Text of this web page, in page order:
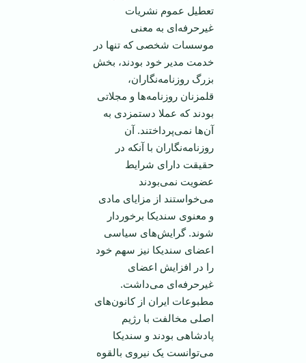
تعطیل عموم نشریات
غیرحرفه‌ای به معنی
موسسات شخصی که تنها در
خدمت مدیر خود بودند، بخش
بزرگ روزنامه‌نگاران،
قلمزنان روزنامه‌ها و مجلاتی
بودند که عملا دستمزدی به
آن‌ها نمی‌پرداختند. آن
روزنامه‌نگاران با آنکه در
حقیقت دارای شرایط
عضویت نمی‌بودند
می‌خواستند از مزایای مادی
و معنوی سندیکا برخوردار
شوند. گرایش‌های سیاسی
اعضای سندیکا نیز سهم خود
را در افزایش اعضای
غیرحرفه‌ای می‌داشت.
مطبوعات ‌ایران از کانون‌های
اصلی مخالفت با رژیم
پادشاهی بودند و سندیکا
می‌توانست یک نیروی بالقوه